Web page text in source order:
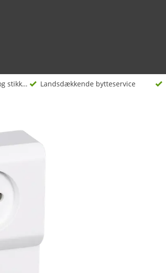
Afbrydere og stikkontakter Landsdækkende bytteservice